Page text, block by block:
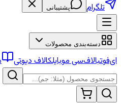
تلگرام پشتیبانی
دسته‌بندی محصولات
ای‌فوتبالاف‌سی موبایلکالاف دیوتی